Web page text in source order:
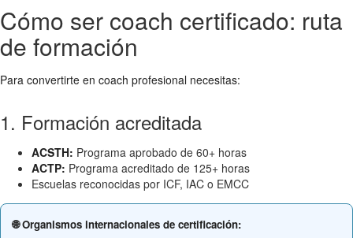
Cómo ser coach certificado: ruta
de formación
Para convertirte en coach profesional necesitas:
1. Formación acreditada
ACSTH: Programa aprobado de 60+ horas
ACTP: Programa acreditado de 125+ horas
Escuelas reconocidas por ICF, IAC o EMCC
🌐 Organismos internacionales de certificación: